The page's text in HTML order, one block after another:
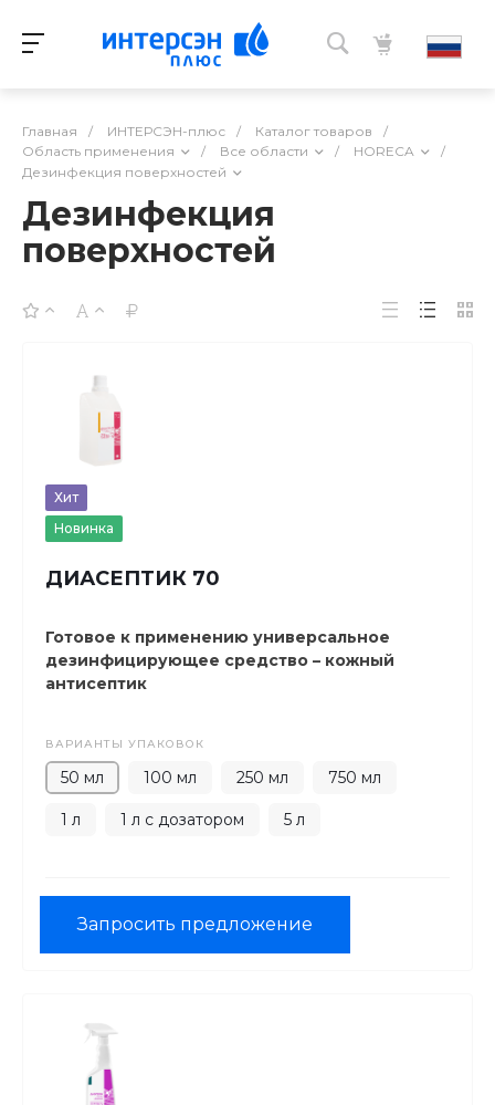
Главная / ИНТЕРСЭН-плюс / Каталог товаров
/
Область применения
/ Все области / HORECA
/
Дезинфекция поверхностей
Дезинфекция
поверхностей
Хит
Новинка
ДИАСЕПТИК 70
Готовое к применению универсальное
дезинфицирующее средство – кожный
антисептик
ВАРИАНТЫ УПАКОВОК
50 мл 100 мл 250 мл 750 мл
1 л 1 л с дозатором 5 л
Запросить предложение